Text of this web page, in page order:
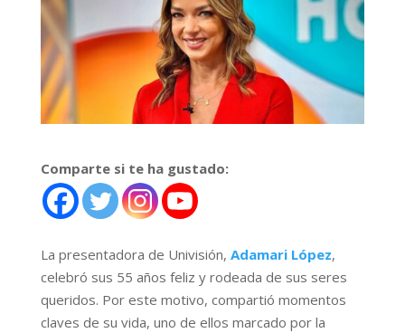
Comparte si te ha gustado:
La presentadora de Univisión, Adamari López,
celebró sus 55 años feliz y rodeada de sus seres
queridos. Por este motivo, compartió momentos
claves de su vida, uno de ellos marcado por la